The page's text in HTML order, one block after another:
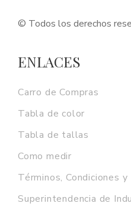
© Todos los derechos
ENLACES
Carro de Compras
Tabla de color
Tabla de tallas
Como medir
Términos, Condiciones
Superintendencia de